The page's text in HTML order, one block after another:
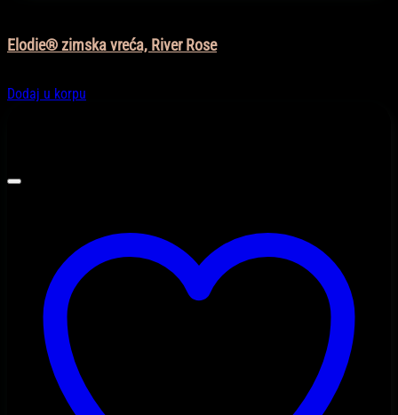
Elodie® zimska vreća, River Rose
Dodaj u korpu